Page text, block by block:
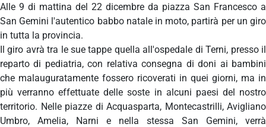
Alle 9 di mattina del 22 dicembre da piazza San Francesco a
San Gemini l'autentico babbo natale in moto, partirà per un giro
in tutta la provincia.
Il giro avrà tra le sue tappe quella all'ospedale di Terni, presso il
reparto di pediatria, con relativa consegna di doni ai bambini
che malauguratamente fossero ricoverati in quei giorni, ma in
più verranno effettuate delle soste in alcuni paesi del nostro
territorio. Nelle piazze di Acquasparta, Montecastrilli, Avigliano
Umbro, Amelia, Narni e nella stessa San Gemini, verrà